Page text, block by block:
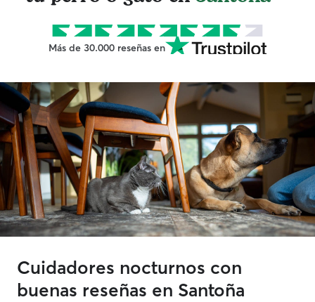
Más de 30.000 reseñas en
Cuidadores nocturnos con
buenas reseñas en Santoña